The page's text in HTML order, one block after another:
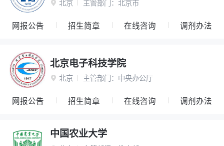
 北京 主管部门： 北京市
网报公告 招生简章 在线咨询 调剂办法
北京电子科技学院
 北京 主管部门： 中央办公厅
网报公告 招生简章 在线咨询 调剂办法
中国农业大学